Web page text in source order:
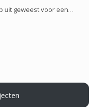
De
uit geweest voor een…